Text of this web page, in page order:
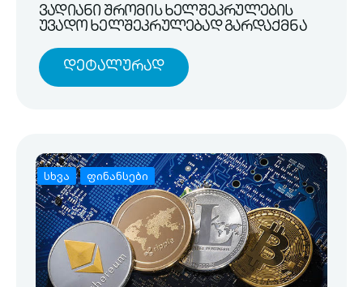
ვადიანი შრომის ხელშეკრულების
უვადო ხელშეკრულებად გარდაქმნა
Დეტალურად
სხვა ფინანსები